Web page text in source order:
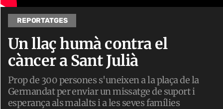
REPORTATGES
Un llaç humà contra el
càncer a Sant Julià
Prop de 300 persones s'uneixen a la plaça de la
Germandat per enviar un missatge de suport i
esperança als malalts i a les seves famílies